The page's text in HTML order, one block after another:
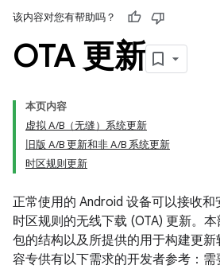
该内容对您有帮助吗？
OTA 更新
本页内容
虚拟 A/B（无缝）系统更新
旧版 A/B 更新和非 A/B 系统更新
时区规则更新
正常使用的 Android 设备可以接收
时区规则的无线下载 (OTA) 更新。
包的结构以及所提供的用于构建更
容专供有以下需求的开发者参考：需